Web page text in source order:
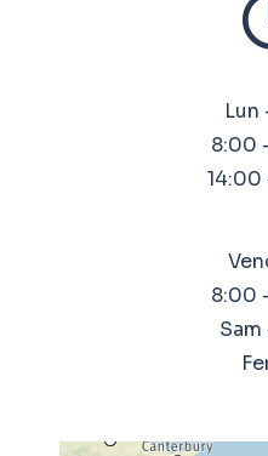
Lun
8:00
14:00
8:00
Sam